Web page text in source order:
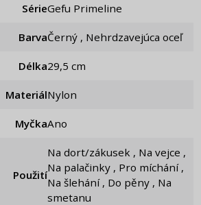
Série Gefu Primeline
Barva Černý , Nehrdzavejúca oceľ
Délka 29,5 cm
Materiál Nylon
Myčka Ano
Použití
Na dort/zákusek , Na vejce ,
Na palačinky , Pro míchání ,
Na šlehání , Do pěny , Na
smetanu